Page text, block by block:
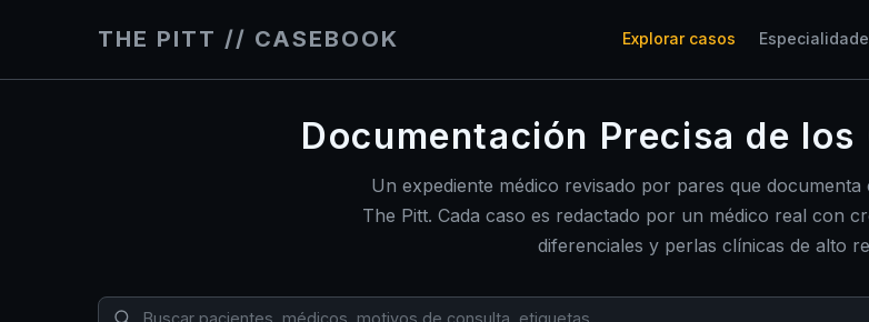
THE PITT // CASEBOOK Explorar casos
Documentación Precisa de
Un expediente médico revisado por pares que documenta
The Pitt. Cada caso es redactado por un médico real con
diferenciales y perlas clínicas de alto